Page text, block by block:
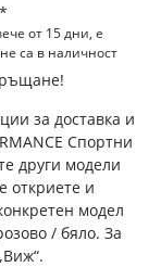
от 15 дни, е
са в наличност
за доставка и
Спортни
други модели
откриете и
модел
/ бяло. За